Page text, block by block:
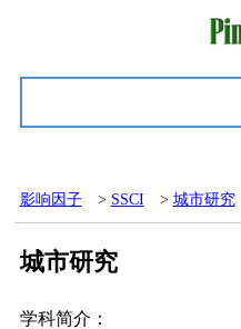
影响因子 > SSCI > 城市研究
城市研究
学科简介：